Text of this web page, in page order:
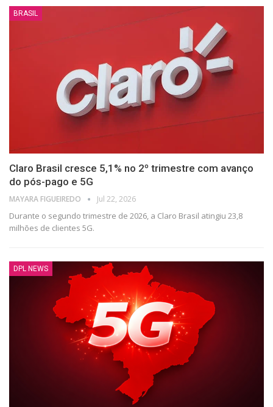
BRASIL
Claro Brasil cresce 5,1% no 2º trimestre com avanço
do pós-pago e 5G
⁨MAYARA FIGUEIREDO Jul 22, 2026
Durante o segundo trimestre de 2026, a Claro Brasil atingiu 23,8
milhões de clientes 5G.
DPL NEWS